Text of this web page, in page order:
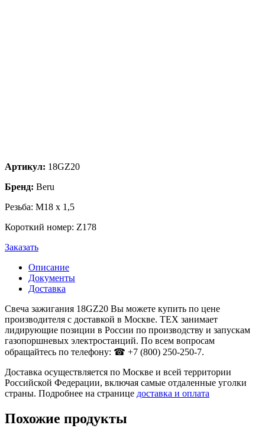
Артикул: 18GZ20
Бренд: Beru
Резьба: M18 x 1,5
Короткий номер: Z178
Заказать
Описание
Документы
Доставка
Свеча зажигания 18GZ20 Вы можете купить по цене
производителя с доставкой в Москве. ТЕХ занимает
лидирующие позиции в России по производству и запускам
газопоршневых электростанций. По всем вопросам
обращайтесь по телефону: ☎ +7 (800) 250-250-7.
Доставка осуществляется по Москве и всей территории
Российской Федерации, включая самые отдаленные уголки
страны. Подробнее на странице доставка и оплата
Похожие продукты